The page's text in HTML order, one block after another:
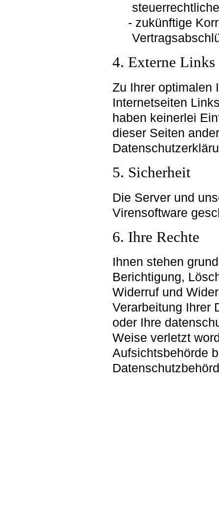
zukünftige
4. Externe Links
Zu Ihrer optimalen
Internetseiten
haben keinerlei
dieser Seiten
5. Sicherheit
Die Server und
Virensoftware
6. Ihre Rechte
Ihnen stehen
Berichtigung,
Widerruf und
Verarbeitung Ihrer
oder Ihre
Weise verletzt
Aufsichtsbehörde